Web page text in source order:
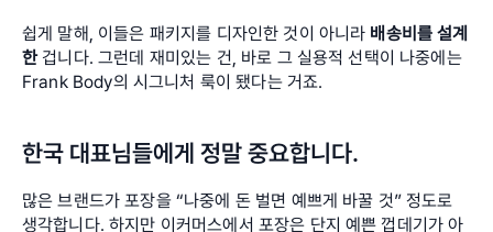
쉽게 말해, 이들은 패키지를 디자인한 것이 아니라 배송비를 설계
한 겁니다. 그런데 재미있는 건, 바로 그 실용적 선택이 나중에는
Frank Body의 시그니처 룩이 됐다는 거죠.
한국 대표님들에게 정말 중요합니다.
많은 브랜드가 포장을 “나중에 돈 벌면 예쁘게 바꿀 것” 정도로
생각합니다. 하지만 이커머스에서 포장은 단지 예쁜 껍데기가 아